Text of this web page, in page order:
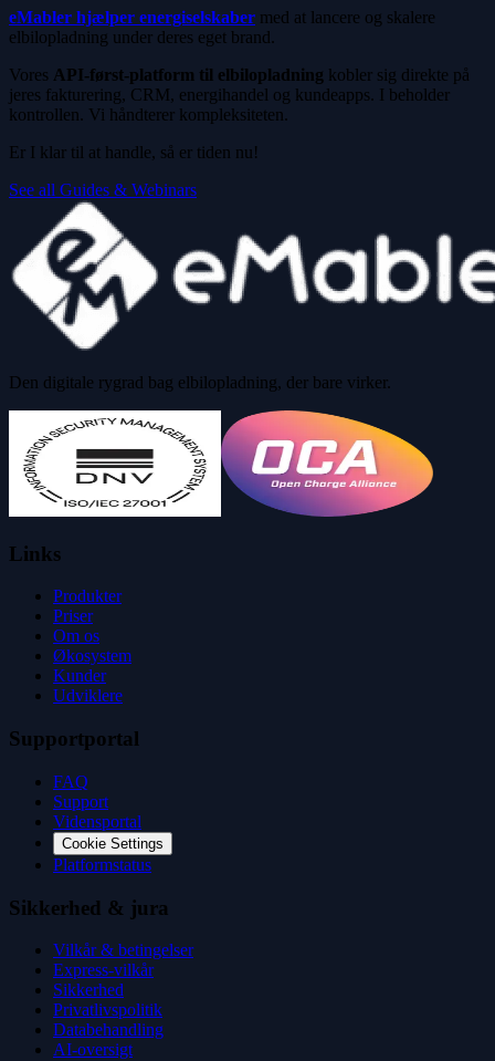
eMabler hjælper energiselskaber med at lancere og skalere
elbilopladning under deres eget brand.
Vores API-først-platform til elbilopladning kobler sig direkte på
jeres fakturering, CRM, energihandel og kundeapps. I beholder
kontrollen. Vi håndterer kompleksiteten.
Er I klar til at handle, så er tiden nu!
See all Guides & Webinars
Den digitale rygrad bag elbilopladning, der bare virker.
Links
Produkter
Priser
Om os
Økosystem
Kunder
Udviklere
Supportportal
FAQ
Support
Vidensportal
Cookie Settings
Platformstatus
Sikkerhed & jura
Vilkår & betingelser
Express-vilkår
Sikkerhed
Privatlivspolitik
Databehandling
AI-oversigt